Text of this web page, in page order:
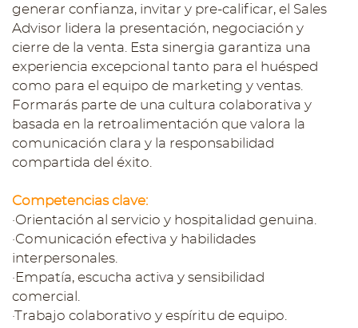
generar confianza, invitar y pre-calificar, el Sales
Advisor lidera la presentación, negociación y
cierre de la venta. Esta sinergia garantiza una
experiencia excepcional tanto para el huésped
como para el equipo de marketing y ventas.
Formarás parte de una cultura colaborativa y
basada en la retroalimentación que valora la
comunicación clara y la responsabilidad
compartida del éxito.
Competencias clave:
·Orientación al servicio y hospitalidad genuina.
·Comunicación efectiva y habilidades
interpersonales.
·Empatía, escucha activa y sensibilidad
comercial.
·Trabajo colaborativo y espíritu de equipo.